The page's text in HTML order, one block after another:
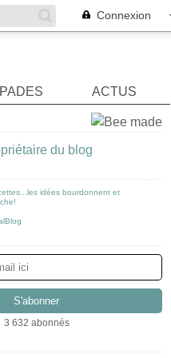
Connexion
ACTUS
du blog
idées bourdonnent et
3 632 abonnés